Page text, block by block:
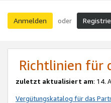
Anmelden oder
Richtlinien für
zuletzt aktualisiert am: 14.
Vergütungskatalog für das